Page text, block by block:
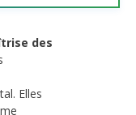
des
Elles